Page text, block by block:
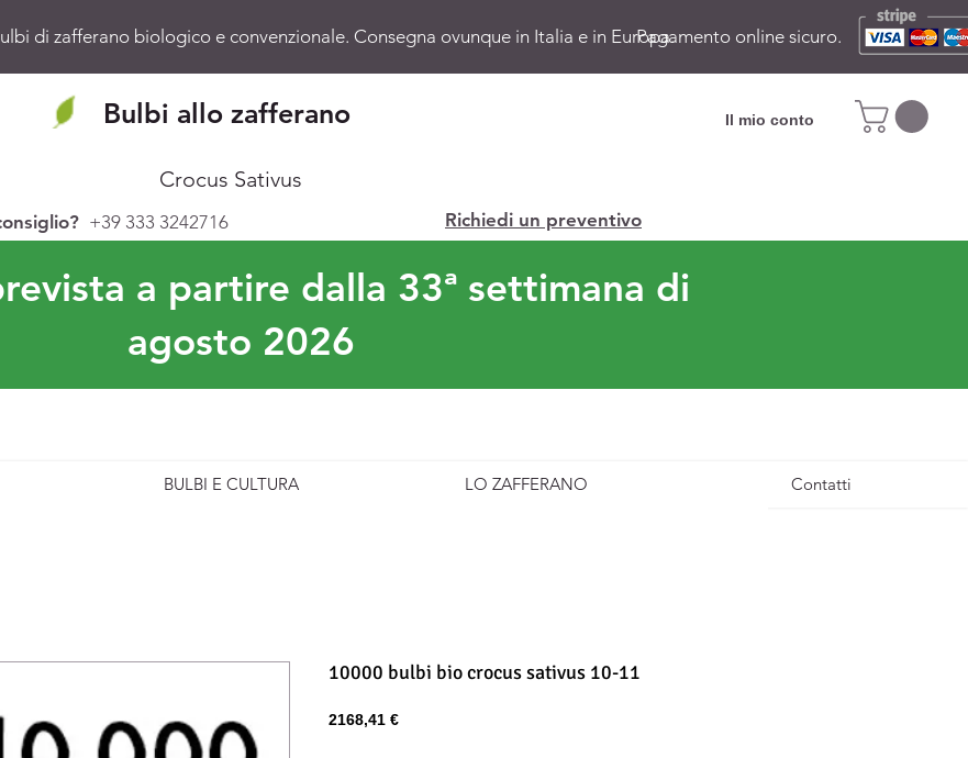
di zafferano biologico e convenzionale. Consegna ovunque in Italia e in Europa.Pagamento online sicuro.
Bulbi allo zafferano
Crocus Sativus
+39 333 3242716
Il mio conto
a partire dalla 33ª settimana di
agosto 2026
Richiedi un preventivo
BULBI E CULTURA LO ZAFFERANO Contatti
10000 bulbi bio crocus sativus 10-11
2168,41 €Prezzo